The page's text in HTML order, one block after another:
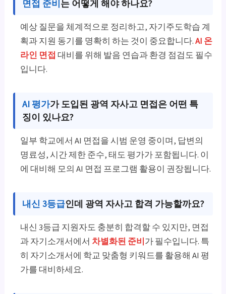
면접 준비는 어떻게 해야 하나요?
예상 질문을 체계적으로 정리하고, 자기주도학습 계
획과 지원 동기를 명확히 하는 것이 중요합니다.AI 온
라인 면접 대비를 위해 발음 연습과 환경 점검도 필수
입니다.
AI 평가가 도입된 광역 자사고 면접은 어떤 특
징이 있나요?
일부 학교에서 AI 면접을 시범 운영 중이며, 답변의
명료성, 시간 제한 준수, 태도 평가가 포함됩니다. 이
에 대비해 모의 AI 면접 프로그램 활용이 권장됩니다.
내신 3등급인데 광역 자사고 합격 가능할까요?
내신 3등급 지원자도 충분히 합격할 수 있지만, 면접
과 자기소개서에서 차별화된 준비 가 필수입니다. 특
히 자기소개서에 학교 맞춤형 키워드를 활용해 AI 평
가를 대비하세요.